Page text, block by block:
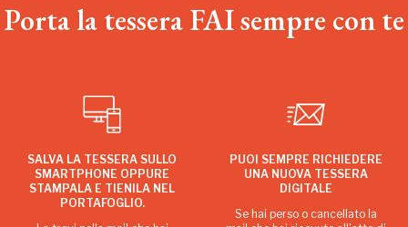
Porta la tessera FAI sempre con te
SALVA LA TESSERA SULLO
SMARTPHONE OPPURE
STAMPALA E TIENILA NEL
PORTAFOGLIO.
PUOI SEMPRE RICHIEDERE
UNA NUOVA TESSERA
DIGITALE
Se hai perso o cancellato la